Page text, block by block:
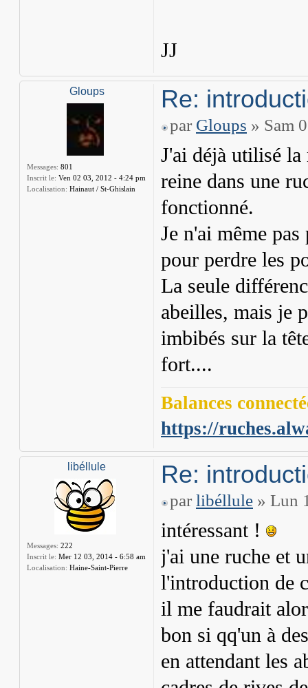
JJ
Gloups
Messages: 801
Inscrit le: Ven 02 03, 2012 - 4:24 pm
Localisation: Hainaut / St-Ghislain
Re:
par Gloups » Sam
J'ai déjà utilisé
reine dans une
fonctionné.
Je n'ai même
pour perdre les
La seule
abeilles, mais je
imbibés sur la
fort....
Balances
https://
libéllule
Messages: 222
Inscrit le: Mer 12 03, 2014 - 6:58 am
Localisation: Haine-Saint-Pierre
Re:
par libéllule » Lun
intéressant !
j'ai une ruche et
l'introduction de
il me faudrait
bon si qq'un à
en attendant les